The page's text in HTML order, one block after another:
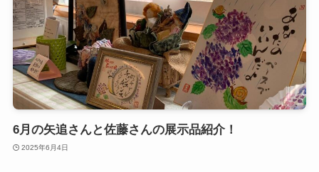
6月の矢追さんと佐藤さんの展示品紹介！
2025年6月4日